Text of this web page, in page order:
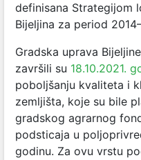
definisana Strategijom
Bijeljina za period
Gradska uprava
završili su 18.10.2021.
poboljšanju kvaliteta i
zemljišta, koje su bile
gradskog agrarnog
podsticaja u
godinu. Za ovu vrstu